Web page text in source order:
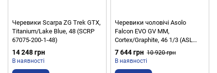
Черевики Scarpa ZG Trek GTX,
Titanium/Lake Blue, 48 (SCRP
67075-200-1-48)
14 248 грн
В наявності
Черевики чоловічі Asolo
Falcon EVO GV MM,
Cortex/Graphite, 46 1/3 (ASL
A40062.B169-11.5)
7 644 грн 10 920 грн
В наявності